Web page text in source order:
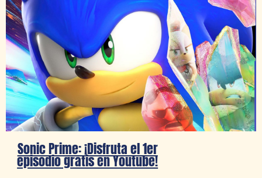
Sonic Prime: ¡Disfruta el 1er
episodio gratis en Youtube!